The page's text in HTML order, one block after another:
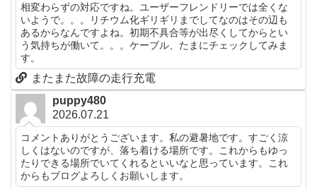
相変わらずの対応ですね。ユーザーフレンドリーでは全くな
いようで。。。リチウム化ギリギリまでしてなのはその辺も
あるからなんですよね。初期不具合等が出尽くしてからとい
う気持ちが働いて。。。ケーブル、たまにチェックしてみま
す。
またまた故障の走行充電
puppy480
2026.07.21
コメントありがとうございます。私の避暑地です。すごく涼
しくはないのですが、落ち着ける場所です。これからもゆっ
たりできる場所でいてくれるといいなと思っています。これ
からもブログよろしくお願いします。